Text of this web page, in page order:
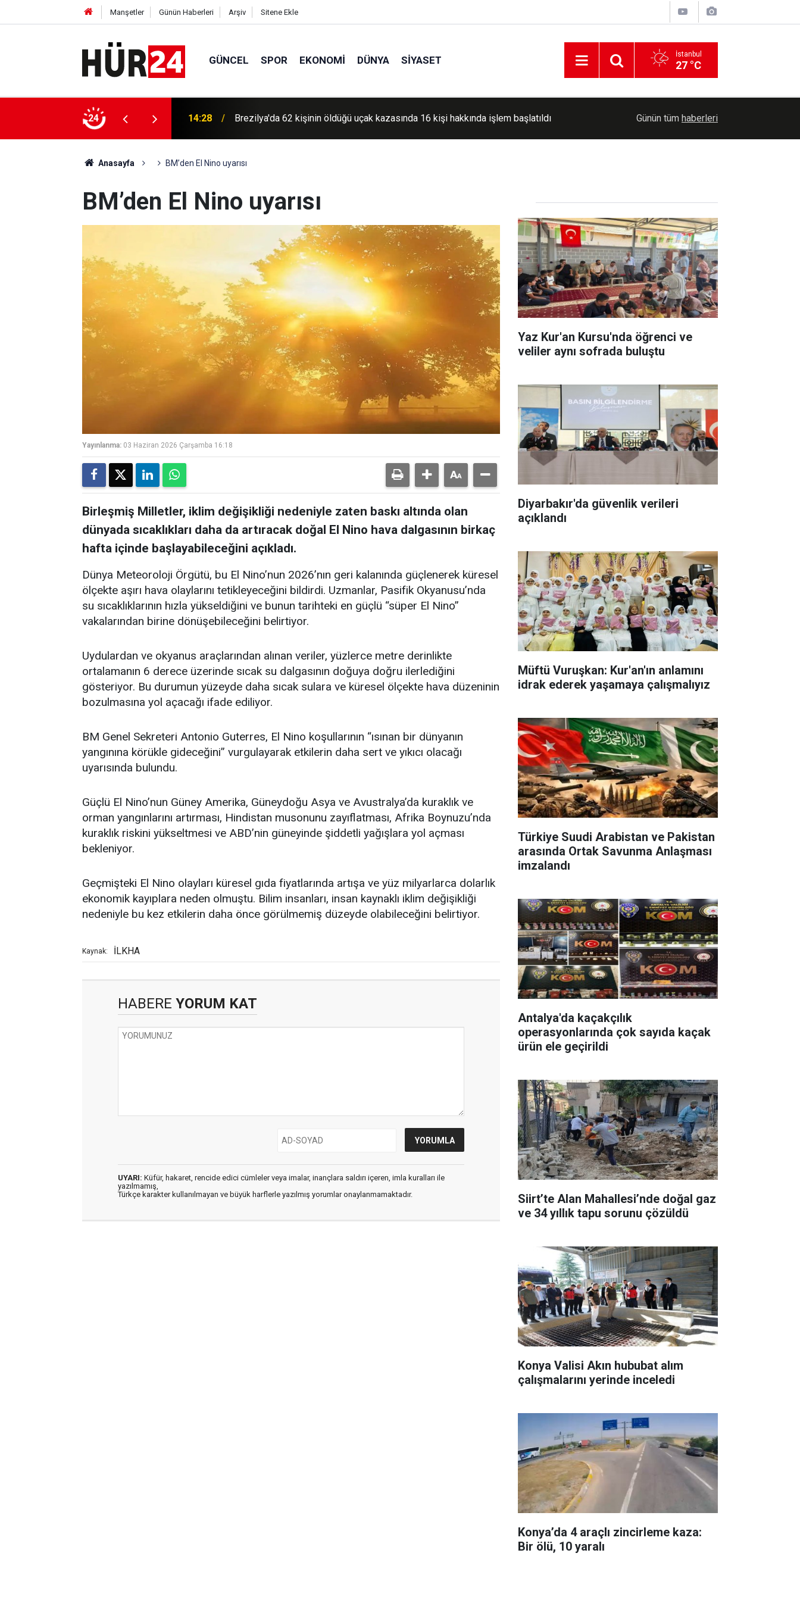
Manşetler Günün Haberleri Arşiv Sitene Ekle
GÜNCEL SPOR EKONOMI DÜNYA SIYASET İstanbul
27 °C
24
imzayla ekonominizi altüst edebilirim 14:28 Brezilya'da 62 kişinin öldüğü uçak kazasında 16 kişi hakkında işlem başlatıldı Yaz Kur'an Kursu'nda öğrenci ve veliler aynı
Günün tüm haberleri
Anasayfa BM’den El Nino uyarısı
BM’den El Nino uyarısı
Yayınlanma: 03 Haziran 2026 Çarşamba 16:18
Birleşmiş Milletler, iklim değişikliği nedeniyle zaten baskı altında olan
dünyada sıcaklıkları daha da artıracak doğal El Nino hava dalgasının birkaç
hafta içinde başlayabileceğini açıkladı.
Dünya Meteoroloji Örgütü, bu El Nino’nun 2026’nın geri kalanında güçlenerek küresel
ölçekte aşırı hava olaylarını tetikleyeceğini bildirdi. Uzmanlar, Pasifik Okyanusu’nda
su sıcaklıklarının hızla yükseldiğini ve bunun tarihteki en güçlü “süper El Nino”
vakalarından birine dönüşebileceğini belirtiyor.
Uydulardan ve okyanus araçlarından alınan veriler, yüzlerce metre derinlikte
ortalamanın 6 derece üzerinde sıcak su dalgasının doğuya doğru ilerlediğini
gösteriyor. Bu durumun yüzeyde daha sıcak sulara ve küresel ölçekte hava düzeninin
bozulmasına yol açacağı ifade ediliyor.
BM Genel Sekreteri Antonio Guterres, El Nino koşullarının “ısınan bir dünyanın
yangınına körükle gideceğini” vurgulayarak etkilerin daha sert ve yıkıcı olacağı
uyarısında bulundu.
Güçlü El Nino’nun Güney Amerika, Güneydoğu Asya ve Avustralya’da kuraklık ve
orman yangınlarını artırması, Hindistan musonunu zayıflatması, Afrika Boynuzu’nda
kuraklık riskini yükseltmesi ve ABD’nin güneyinde şiddetli yağışlara yol açması
bekleniyor.
Geçmişteki El Nino olayları küresel gıda fiyatlarında artışa ve yüz milyarlarca dolarlık
ekonomik kayıplara neden olmuştu. Bilim insanları, insan kaynaklı iklim değişikliği
nedeniyle bu kez etkilerin daha önce görülmemiş düzeyde olabileceğini belirtiyor.
Kaynak: İLKHA
HABERE YORUM KAT
UYARI: Küfür, hakaret, rencide edici cümleler veya imalar, inançlara saldırı içeren, imla kuralları ile
yazılmamış,
Türkçe karakter kullanılmayan ve büyük harflerle yazılmış yorumlar onaylanmamaktadır.
Yaz Kur'an Kursu'nda öğrenci ve
veliler aynı sofrada buluştu
Diyarbakır'da güvenlik verileri
açıklandı
Müftü Vuruşkan: Kur'an'ın anlamını
idrak ederek yaşamaya çalışmalıyız
Türkiye Suudi Arabistan ve Pakistan
arasında Ortak Savunma Anlaşması
imzalandı
Antalya'da kaçakçılık
operasyonlarında çok sayıda kaçak
ürün ele geçirildi
Siirt’te Alan Mahallesi’nde doğal gaz
ve 34 yıllık tapu sorunu çözüldü
Konya Valisi Akın hububat alım
çalışmalarını yerinde inceledi
Konya’da 4 araçlı zincirleme kaza:
Bir ölü, 10 yaralı